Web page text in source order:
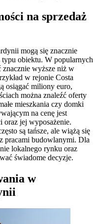
na sprzedaż
mogą się znacznie
obiektu. W popularnych
znacznie wyższe niż w
w rejonie Costa
osiągać miliony euro,
można znaleźć oferty
mieszkania czy domki
na cenę jest
oraz jej wyposażenie.
są tańsze, ale wiążą się
pracami budowlanymi. Dla
lokalnego rynku oraz
świadome decyzje.
w